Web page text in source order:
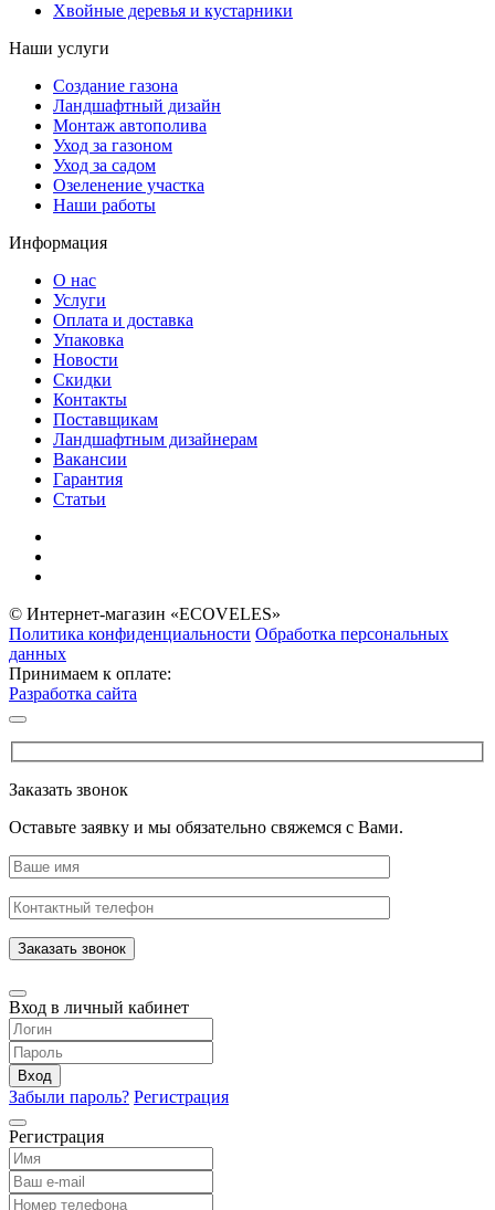
Хвойные деревья и кустарники
Наши услуги
Создание газона
Ландшафтный дизайн
Монтаж автополива
Уход за газоном
Уход за садом
Озеленение участка
Наши работы
Информация
О нас
Услуги
Оплата и доставка
Упаковка
Новости
Скидки
Контакты
Поставщикам
Ландшафтным дизайнерам
Вакансии
Гарантия
Статьи
© Интернет-магазин «ECOVELES»
Политика конфиденциальности Обработка персональных
данных
Принимаем к оплате:
Разработка сайта
Заказать звонок
Оставьте заявку и мы обязательно свяжемся с Вами.
Заказать звонок
Вход в личный кабинет
Вход
Забыли пароль? Регистрация
Регистрация